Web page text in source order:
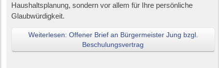
Haushaltsplanung, sondern vor allem für Ihre persönliche
Glaubwürdigkeit.
Weiterlesen: Offener Brief an Bürgermeister Jung bzgl.
Beschulungsvertrag